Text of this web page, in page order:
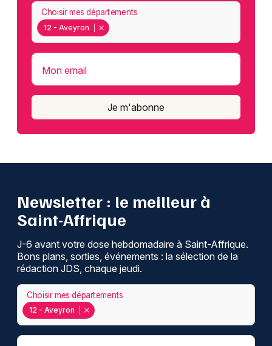
12 - Aveyron
Choisir mes départements
Mon email
Je m'abonne
Newsletter : le meilleur à
Saint-Affrique
J-6 avant votre dose hebdomadaire à Saint-Affrique.
Bons plans, sorties, événements : la sélection de la
rédaction JDS, chaque jeudi.
12 - Aveyron
Choisir mes départements